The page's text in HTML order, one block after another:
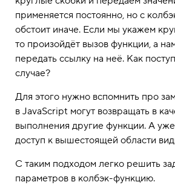
применяется постоянно, но с
обстоит иначе. Если мы укажем
то произойдёт вызов функции, а
передать ссылку на неё. Как
случае?
Для этого нужно вспомнить про
в JavaScript могут возвращать в
выполнения другие функции. А
доступ к вышестоящей области
С таким подходом легко решить
параметров в колбэк-функцию.